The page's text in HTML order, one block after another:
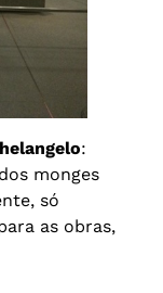
:
monges
só
as obras,